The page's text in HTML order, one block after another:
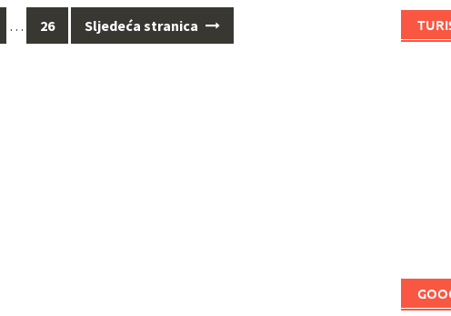
… 26 Sljedeća stranica